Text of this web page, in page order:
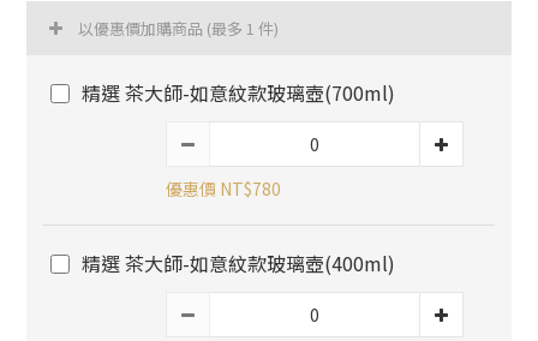
以優惠價加購商品 (最多 1 件)
精選 茶大師-如意紋款玻璃壺(700ml)
優惠價 NT$780
精選 茶大師-如意紋款玻璃壺(400ml)